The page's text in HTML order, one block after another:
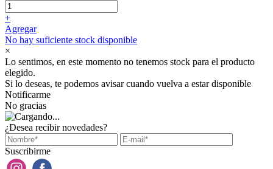
+
Agregar
No hay suficiente stock disponible
×
Lo sentimos, en este momento no tenemos stock para el producto
elegido.
Si lo deseas, te podemos avisar cuando vuelva a estar disponible
Notificarme
No gracias
¿Desea recibir novedades?
Suscribirme